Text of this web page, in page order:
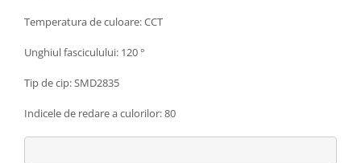
Temperatura de culoare: CCT
Unghiul fasciculului: 120 °
Tip de cip: SMD2835
Indicele de redare a culorilor: 80